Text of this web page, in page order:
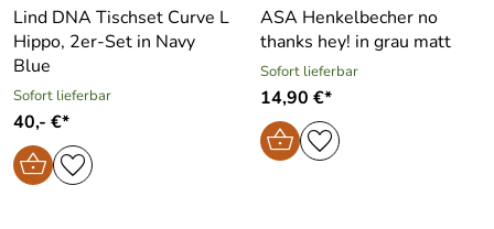
Lind DNA Tischset Curve L
Hippo, 2er-Set in Navy
Blue
Sofort lieferbar
40,- €*
ASA Henkelbecher no
thanks hey! in grau matt
Sofort lieferbar
14,90 €*